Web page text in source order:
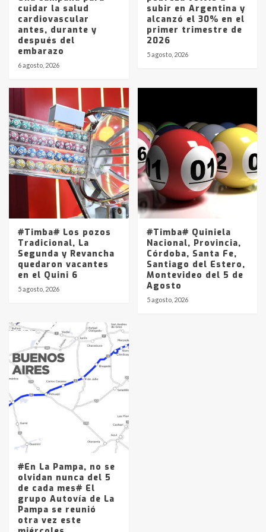
cuidar la salud
cardiovascular
antes, durante y
después del
embarazo
6 agosto, 2026
subir en Argentina y
alcanzó el 30% en el
primer trimestre de
2026
5 agosto, 2026
#Timba# Los pozos
Tradicional, La
Segunda y Revancha
quedaron vacantes
en el Quini 6
5 agosto, 2026
#Timba# Quiniela
Nacional, Provincia,
Córdoba, Santa Fe,
Santiago del Estero,
Montevideo del 5 de
Agosto
5 agosto, 2026
#En La Pampa, no se
olvidan nunca del 5
de cada mes# El
grupo Autovía de La
Pampa se reunió
otra vez este